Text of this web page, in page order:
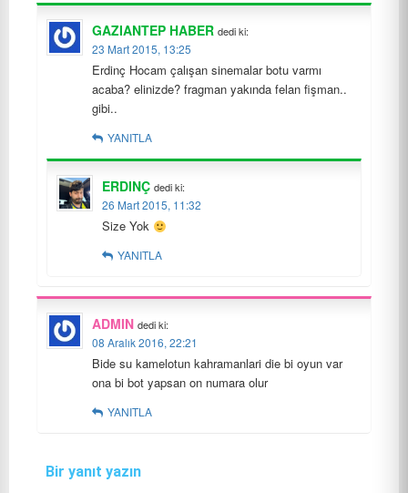
GAZIANTEP HABER dedi ki:
23 Mart 2015, 13:25
Erdinç Hocam çalışan sinemalar botu varmı
acaba? elinizde? fragman yakında felan fişman..
gibi..
YANITLA
ERDINÇ dedi ki:
26 Mart 2015, 11:32
Size Yok
YANITLA
ADMIN dedi ki:
08 Aralık 2016, 22:21
Bide su kamelotun kahramanlari die bi oyun var
ona bi bot yapsan on numara olur
YANITLA
Bir yanıt yazın